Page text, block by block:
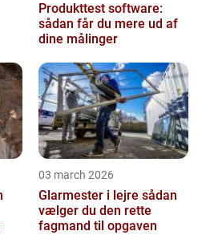
Produkttest software:
sådan får du mere ud af
dine målinger
03 march 2026
Glarmester i lejre sådan
vælger du den rette
fagmand til opgaven